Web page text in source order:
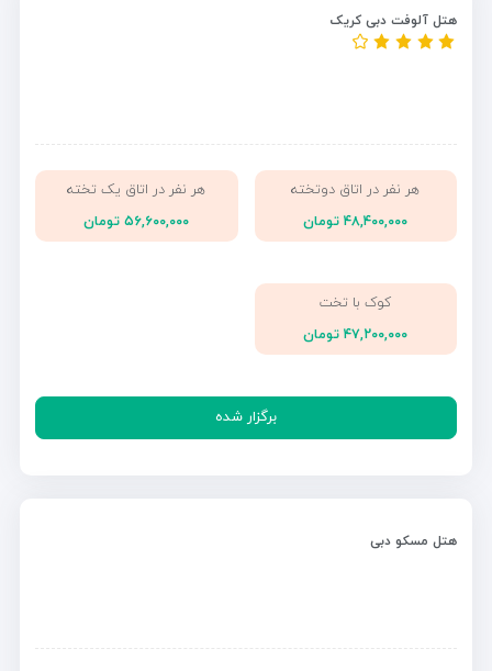
هتل آلوفت دبی کریک
هر نفر در اتاق دوتخته
۴۸,۴۰۰,۰۰۰ تومان
هر نفر در اتاق یک تخته
۵۶,۶۰۰,۰۰۰ تومان
کوک با تخت
۴۷,۲۰۰,۰۰۰ تومان
برگزار شده
هتل مسکو دبی